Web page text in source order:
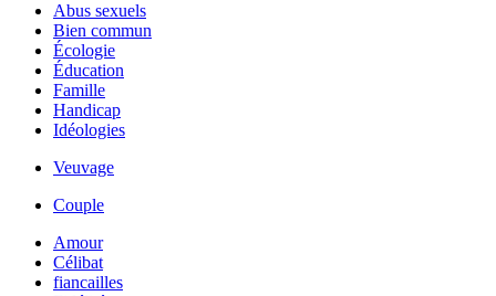
Abus sexuels
Bien commun
Écologie
Éducation
Famille
Handicap
Idéologies
Veuvage
Couple
Amour
Célibat
fiancailles